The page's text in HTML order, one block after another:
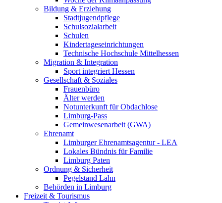
Bildung & Erziehung
Stadtjugendpflege
Schulsozialarbeit
Schulen
Kindertageseinrichtungen
Technische Hochschule Mittelhessen
Migration & Integration
Sport integriert Hessen
Gesellschaft & Soziales
Frauenbüro
Älter werden
Notunterkunft für Obdachlose
Limburg-Pass
Gemeinwesenarbeit (GWA)
Ehrenamt
Limburger Ehrenamtsagentur - LEA
Lokales Bündnis für Familie
Limburg Paten
Ordnung & Sicherheit
Pegelstand Lahn
Behörden in Limburg
Freizeit & Tourismus